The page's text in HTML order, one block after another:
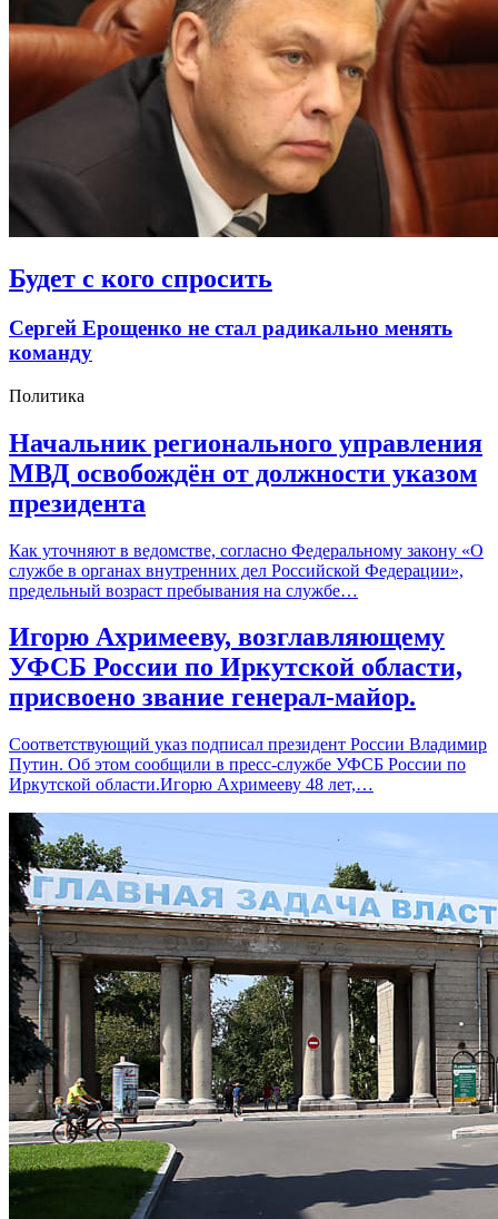
Будет с кого спросить
Сергей Ерощенко не стал радикально менять
команду
Политика
Начальник регионального управления
МВД освобождён от должности указом
президента
Как уточняют в ведомстве, согласно Федеральному закону «О
службе в органах внутренних дел Российской Федерации»,
предельный возраст пребывания на службе…
Игорю Ахримееву, возглавляющему
УФСБ России по Иркутской области,
присвоено звание генерал-майор.
Соответствующий указ подписал президент России Владимир
Путин. Об этом сообщили в пресс-службе УФСБ России по
Иркутской области.Игорю Ахримееву 48 лет,…